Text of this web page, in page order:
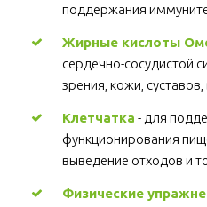
поддержания
Жирные кислоты
сердечно-сосудистой
зрения, кожи,
Клетчатка - для
функционирования
выведение отходов и
Физические